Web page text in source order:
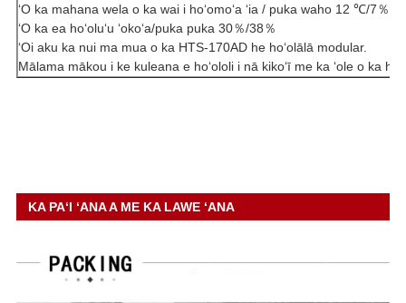
ʻO ka mahana wela o ka wai i hoʻomoʻa ʻia / puka waho 12 ℃/7％
ʻO ka ea hoʻoluʻu ʻokoʻa/puka puka 30％/38％
ʻOi aku ka nui ma mua o ka HTS-170AD he hoʻolālā modular.
Mālama mākou i ke kuleana e hoʻololi i nā kikoʻī me ka ʻole o ka
KA PAʻI ʻANA A ME KA LAWE ʻANA